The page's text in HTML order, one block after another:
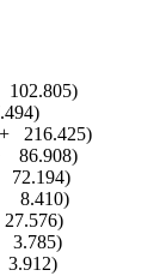
102.805)
216.425)
86.908)
72.194)
8.410)
3.785)
3.912)